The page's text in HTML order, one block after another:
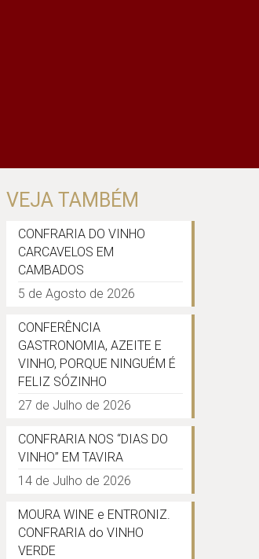
VEJA TAMBÉM
CONFRARIA DO VINHO
CARCAVELOS EM
CAMBADOS
5 de Agosto de 2026
CONFERÊNCIA
GASTRONOMIA, AZEITE E
VINHO, PORQUE NINGUÉM É
FELIZ SÓZINHO
27 de Julho de 2026
CONFRARIA NOS “DIAS DO
VINHO” EM TAVIRA
14 de Julho de 2026
MOURA WINE e ENTRONIZ.
CONFRARIA do VINHO
VERDE